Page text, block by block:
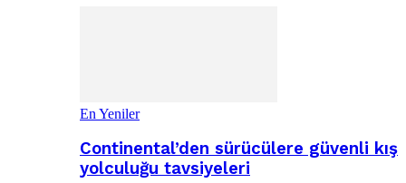
En Yeniler
Continental’den sürücülere güvenli kış
yolculuğu tavsiyeleri